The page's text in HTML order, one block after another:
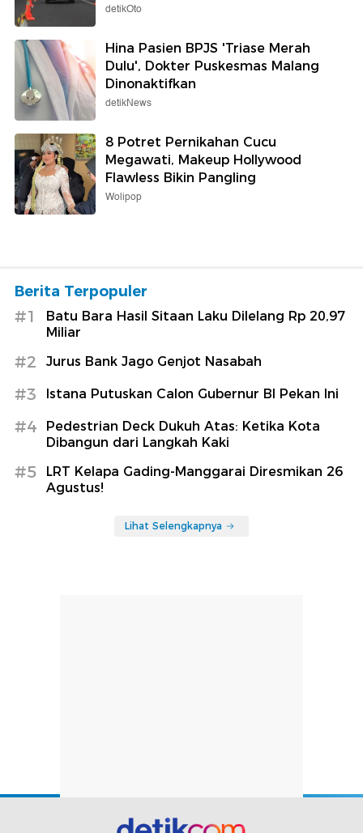
detikOto
Hina Pasien BPJS 'Triase Merah
Dulu', Dokter Puskesmas Malang
Dinonaktifkan
detikNews
8 Potret Pernikahan Cucu
Megawati, Makeup Hollywood
Flawless Bikin Pangling
Wolipop
Berita Terpopuler
#1
Batu Bara Hasil Sitaan Laku Dilelang Rp 20,97
Miliar
#2 Jurus Bank Jago Genjot Nasabah
#3 Istana Putuskan Calon Gubernur BI Pekan Ini
#4
Pedestrian Deck Dukuh Atas: Ketika Kota
Dibangun dari Langkah Kaki
#5
LRT Kelapa Gading-Manggarai Diresmikan 26
Agustus!
Lihat Selengkapnya